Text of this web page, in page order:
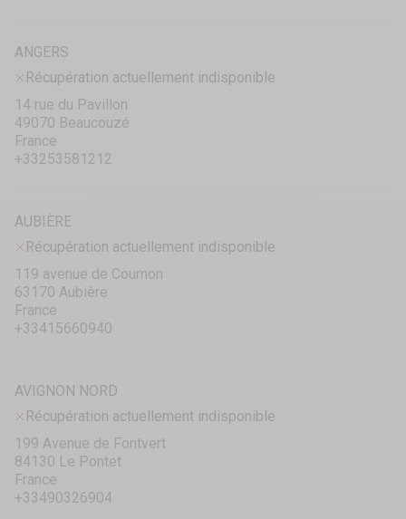
ANGERS
Récupération actuellement indisponible
14 rue du Pavillon
49070 Beaucouzé
France
+33253581212
AUBIÈRE
Récupération actuellement indisponible
119 avenue de Cournon
63170 Aubière
France
+33415660940
AVIGNON NORD
Récupération actuellement indisponible
199 Avenue de Fontvert
84130 Le Pontet
France
+33490326904